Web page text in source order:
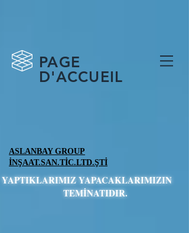
PAGE
D'ACCUEIL
ASLANBAY GROUP
İNŞAAT.SAN.TİC.LTD.ŞTİ
YAPTIKLARIMIZ
TEMİNATIDIR.